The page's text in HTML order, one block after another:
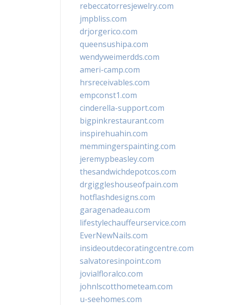
rebeccatorresjewelry.com
jmpbliss.com
drjorgerico.com
queensushipa.com
wendyweimerdds.com
ameri-camp.com
hrsreceivables.com
empconst1.com
cinderella-support.com
bigpinkrestaurant.com
inspirehuahin.com
memmingerspainting.com
jeremypbeasley.com
thesandwichdepotcos.com
drgiggleshouseofpain.com
hotflashdesigns.com
garagenadeau.com
lifestylechauffeurservice.com
EverNewNails.com
insideoutdecoratingcentre.com
salvatoresinpoint.com
jovialfloralco.com
johnlscotthometeam.com
u-seehomes.com